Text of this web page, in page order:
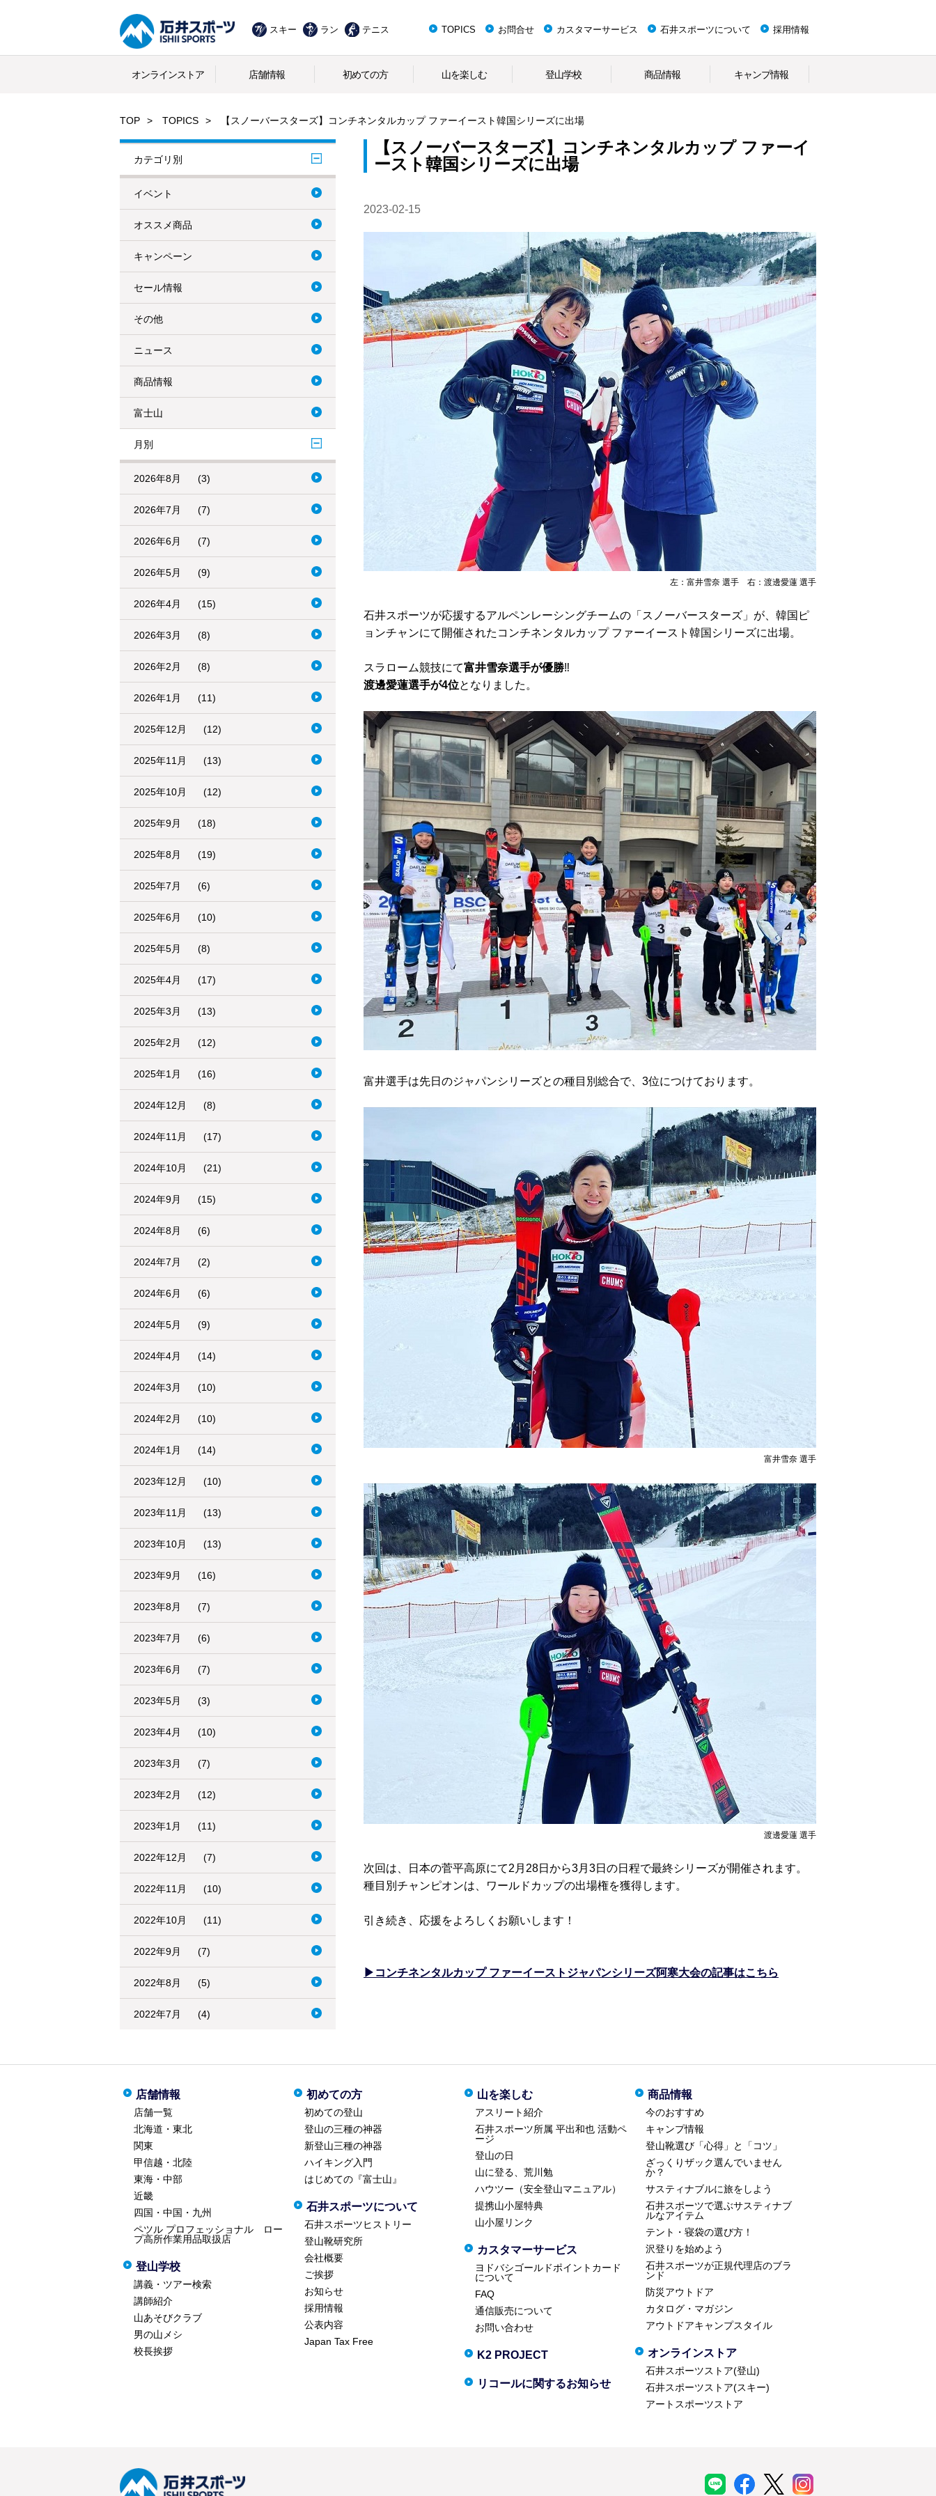
スキー ラン テニス TOPICS お問合せ カスタマーサービス 石井スポーツについて 採用情報
オンラインストア 店舗情報 初めての方 山を楽しむ 登山学校 商品情報 キャンプ情報
TOP TOPICS 【スノーバースターズ】コンチネンタルカップ ファーイースト韓国シリーズに出場
カテゴリ別
イベント
オススメ商品
キャンペーン
セール情報
その他
ニュース
商品情報
富士山
月別
2026年8月 (3)
2026年7月 (7)
2026年6月 (7)
2026年5月 (9)
2026年4月 (15)
2026年3月 (8)
2026年2月 (8)
2026年1月 (11)
2025年12月 (12)
2025年11月 (13)
2025年10月 (12)
2025年9月 (18)
2025年8月 (19)
2025年7月 (6)
2025年6月 (10)
2025年5月 (8)
2025年4月 (17)
2025年3月 (13)
2025年2月 (12)
2025年1月 (16)
2024年12月 (8)
2024年11月 (17)
2024年10月 (21)
2024年9月 (15)
2024年8月 (6)
2024年7月 (2)
2024年6月 (6)
2024年5月 (9)
2024年4月 (14)
2024年3月 (10)
2024年2月 (10)
2024年1月 (14)
2023年12月 (10)
2023年11月 (13)
2023年10月 (13)
2023年9月 (16)
2023年8月 (7)
2023年7月 (6)
2023年6月 (7)
2023年5月 (3)
2023年4月 (10)
2023年3月 (7)
2023年2月 (12)
2023年1月 (11)
2022年12月 (7)
2022年11月 (10)
2022年10月 (11)
2022年9月 (7)
2022年8月 (5)
2022年7月 (4)
【スノーバースターズ】コンチネンタルカップ ファーイ
ースト韓国シリーズに出場
2023-02-15
左：富井雪奈 選手 右：渡邊愛蓮 選手
石井スポーツが応援するアルペンレーシングチームの「スノーバースターズ」が、韓国ピ
ョンチャンにて開催されたコンチネンタルカップ ファーイースト韓国シリーズに出場。
スラローム競技にて富井雪奈選手が優勝‼️
渡邊愛蓮選手が4位となりました。
富井選手は先日のジャパンシリーズとの種目別総合で、3位につけております。
富井雪奈 選手
渡邊愛蓮 選手
次回は、日本の菅平高原にて2月28日から3月3日の日程で最終シリーズが開催されます。
種目別チャンピオンは、ワールドカップの出場権を獲得します。
引き続き、応援をよろしくお願いします！
▶コンチネンタルカップ ファーイーストジャパンシリーズ阿寒大会の記事はこちら
店舗情報
店舗一覧
北海道・東北
関東
甲信越・北陸
東海・中部
近畿
四国・中国・九州
ペツル プロフェッショナル ロー
プ高所作業用品取扱店
登山学校
講義・ツアー検索
講師紹介
山あそびクラブ
男の山メシ
校長挨拶
初めての方
初めての登山
登山の三種の神器
新登山三種の神器
ハイキング入門
はじめての『富士山』
石井スポーツについて
石井スポーツヒストリー
登山靴研究所
会社概要
ご挨拶
お知らせ
採用情報
公表内容
Japan Tax Free
山を楽しむ
アスリート紹介
石井スポーツ所属 平出和也 活動ペ
ージ
登山の日
山に登る、荒川勉
ハウツー（安全登山マニュアル）
提携山小屋特典
山小屋リンク
カスタマーサービス
ヨドバシゴールドポイントカード
について
FAQ
通信販売について
お問い合わせ
K2 PROJECT
リコールに関するお知らせ
商品情報
今のおすすめ
キャンプ情報
登山靴選び「心得」と「コツ」
ざっくりザック選んでいません
か？
サスティナブルに旅をしよう
石井スポーツで選ぶサスティナブ
ルなアイテム
テント・寝袋の選び方！
沢登りを始めよう
石井スポーツが正規代理店のブラ
ンド
防災アウトドア
カタログ・マガジン
アウトドアキャンプスタイル
オンラインストア
石井スポーツストア(登山)
石井スポーツストア(スキー)
アートスポーツストア